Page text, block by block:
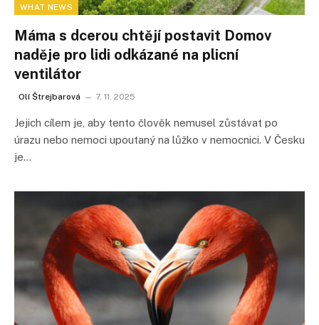
WHAT NEWS
Máma s dcerou chtějí postavit Domov
naděje pro lidi odkázané na plicní
ventilátor
Olí Štrejbarová 7. 11. 2025
Jejich cílem je, aby tento člověk nemusel zůstávat po
úrazu nebo nemoci upoutaný na lůžko v nemocnici. V Česku
je…